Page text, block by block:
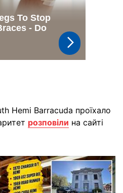
Hemi Barracuda проїхало
розповіли на сайті